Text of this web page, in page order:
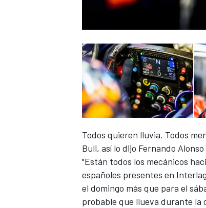
Todos quieren lluvia. Todos
Bull, así lo dijo Fernando Alonso
"Están todos los mecánicos
españoles presentes en
el domingo más que para el
probable que llueva durante la